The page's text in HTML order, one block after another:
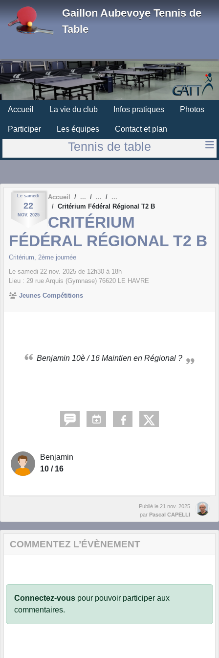
Gaillon Aubevoye Tennis de
Table
Accueil La vie du club Infos pratiques Photos
Participer Les équipes Contact et plan
Tennis de table
Le samedi
22
NOV. 2025
Accueil
Critérium Fédéral Régional T2 B
CRITÉRIUM
FÉDÉRAL RÉGIONAL T2 B
Critérium, 2ème journée
Le samedi 22 nov. 2025 de 12h30 à 18h
Lieu : 29 rue Arquis (Gymnase) 76620 LE HAVRE
Jeunes Compétitions
Benjamin 10è / 16 Maintien en Régional ?
Benjamin
10 / 16
Publié le 21 nov. 2025
par Pascal CAPELLI
COMMENTEZ L’ÉVÈNEMENT
Connectez-vous pour pouvoir participer aux
commentaires.
Panneau de gestion des cookies